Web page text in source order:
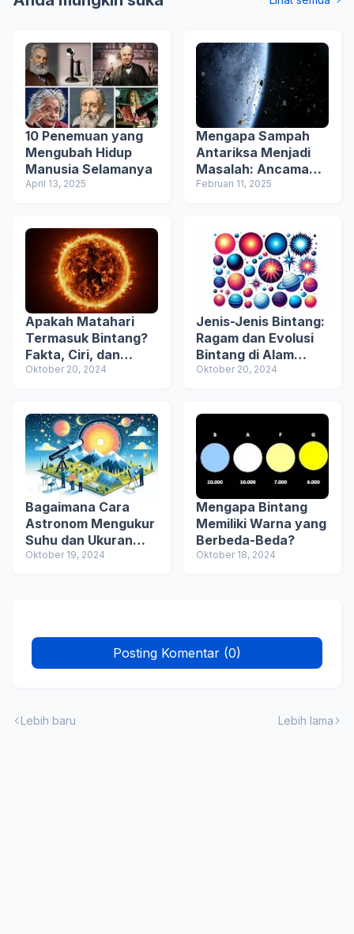
10 Penemuan yang
Mengubah Hidup
Manusia Selamanya
April 13, 2025
Mengapa Sampah
Antariksa Menjadi
Masalah: Ancaman
Serius bagi Bumi
Februari 11, 2025
Apakah Matahari
Termasuk Bintang?
Fakta, Ciri, dan
Penjelasannya
Oktober 20, 2024
Jenis-Jenis Bintang:
Ragam dan Evolusi
Bintang di Alam
Semesta
Oktober 20, 2024
Bagaimana Cara
Astronom Mengukur
Suhu dan Ukuran
Bintang?
Oktober 19, 2024
Mengapa Bintang
Memiliki Warna yang
Berbeda-Beda?
Oktober 18, 2024
Posting Komentar (0)
Lebih baru Lebih lama